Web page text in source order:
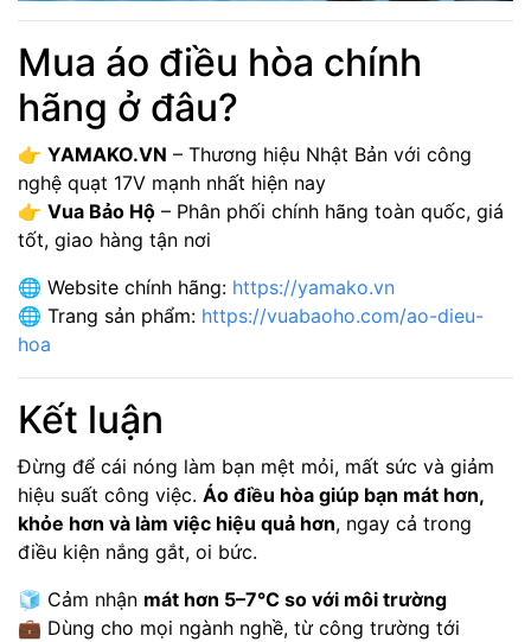
Mua áo điều hòa chính
hãng ở đâu?
👉 YAMAKO.VN – Thương hiệu Nhật Bản với công
nghệ quạt 17V mạnh nhất hiện nay
👉 Vua Bảo Hộ – Phân phối chính hãng toàn quốc, giá
tốt, giao hàng tận nơi
🌐 Website chính hãng: https://yamako.vn
🌐 Trang sản phẩm: https://vuabaoho.com/ao-dieu-
hoa
Kết luận
Đừng để cái nóng làm bạn mệt mỏi, mất sức và giảm
hiệu suất công việc. Áo điều hòa giúp bạn mát hơn,
khỏe hơn và làm việc hiệu quả hơn, ngay cả trong
điều kiện nắng gắt, oi bức.
🧊 Cảm nhận mát hơn 5–7°C so với môi trường
💼 Dùng cho mọi ngành nghề, từ công trường tới